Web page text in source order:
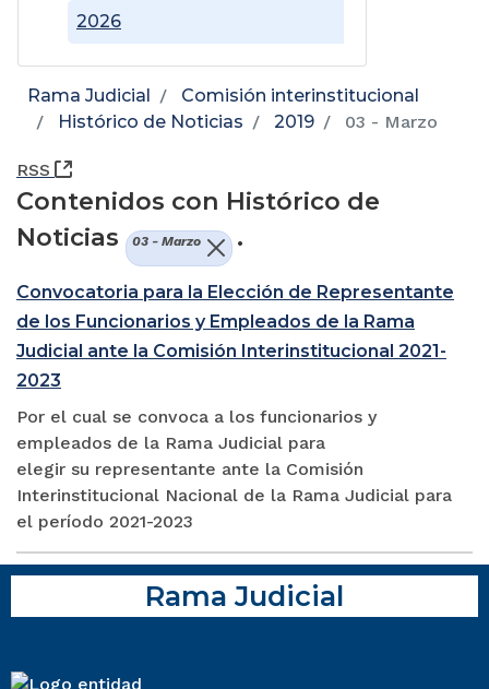
2026
Rama Judicial
Comisión interinstitucional
Histórico de Noticias
2019 03 - Marzo
RSS (Abre una nueva ventana)
Contenidos con Histórico de
Noticias
03 - Marzo .
Convocatoria para la Elección de Representante
de los Funcionarios y Empleados de la Rama
Judicial ante la Comisión Interinstitucional 2021-
2023
Por el cual se convoca a los funcionarios y
empleados de la Rama Judicial para
elegir su representante ante la Comisión
Interinstitucional Nacional de la Rama Judicial para
el período 2021-2023
Rama Judicial